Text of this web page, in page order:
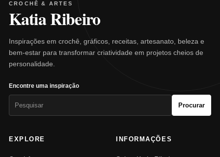
CROCHÊ & ARTES
Katia Ribeiro
Inspirações em crochê, gráficos, receitas, artesanato, beleza e
bem-estar para transformar criatividade em projetos cheios de
personalidade.
Encontre uma inspiração
Procurar
EXPLORE INFORMAÇÕES